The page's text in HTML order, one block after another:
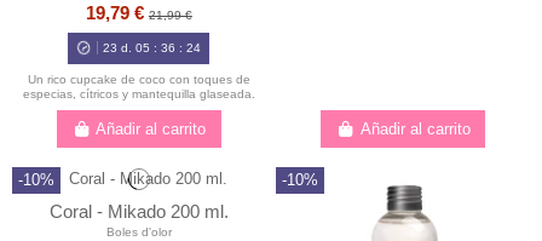
19,79 €21,99 €
23 d. 05 : 36 : 23
Un rico cupcake de coco con toques de
especias, cítricos y mantequilla glaseada.
Añadir al carrito Añadir al carrito
-10%
Coral - Mikado 200 ml.
Boles d'olor
-10%